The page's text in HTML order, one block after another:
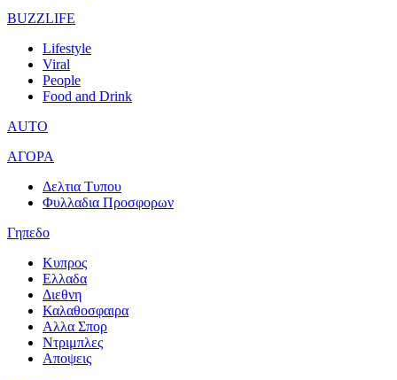
BUZZLIFE
Lifestyle
Viral
People
Food and Drink
AUTO
ΑΓΟΡΑ
Δελτια Τυπου
Φυλλαδια Προσφορων
Γηπεδο
Κυπρος
Ελλαδα
Διεθνη
Καλαθοσφαιρα
Αλλα Σπορ
Ντριμπλες
Αποψεις